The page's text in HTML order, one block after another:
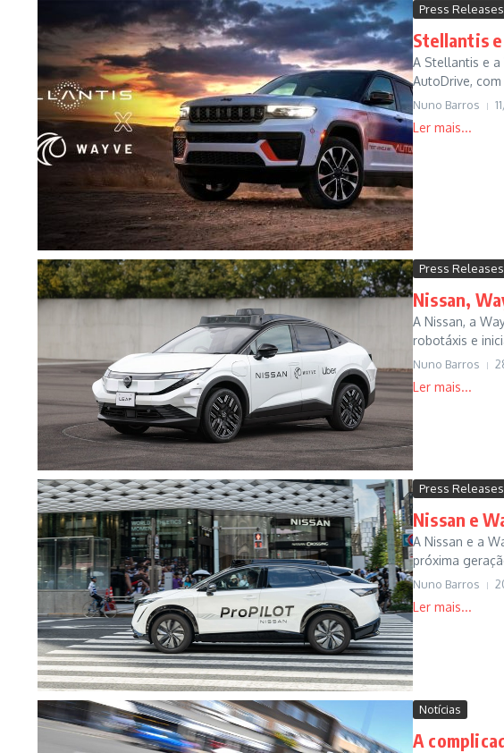
Press Releases
Stellantis
A Stellantis e
AutoDrive,
Nuno Barros
Press Releases
Nissan,
A Nissan, a
robotáxis e
Nuno Barros
Press Releases
Nissan e
A Nissan e a
próxima
Nuno Barros
Notícias
A